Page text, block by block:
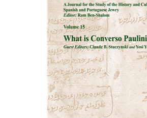
בן-שלום